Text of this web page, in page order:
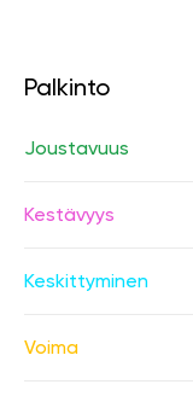
Palkinto
Joustavuus
Kestävyys
Keskittyminen
Voima